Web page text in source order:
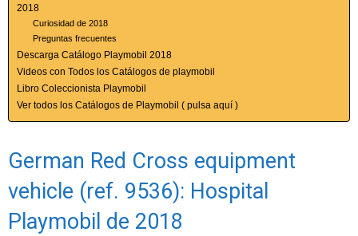
2018
Curiosidad de 2018
Preguntas frecuentes
Descarga Catálogo Playmobil 2018
Videos con Todos los Catálogos de playmobil
Libro Coleccionista Playmobil
Ver todos los Catálogos de Playmobil ( pulsa aquí )
German Red Cross equipment
vehicle (ref. 9536): Hospital
Playmobil de 2018